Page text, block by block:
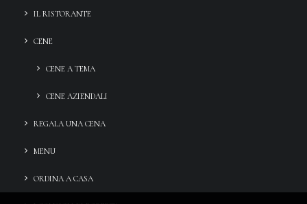
IL RISTORANTE
CENE
CENE A TEMA
CENE AZIENDALI
REGALA UNA CENA
MENU
ORDINA A CASA